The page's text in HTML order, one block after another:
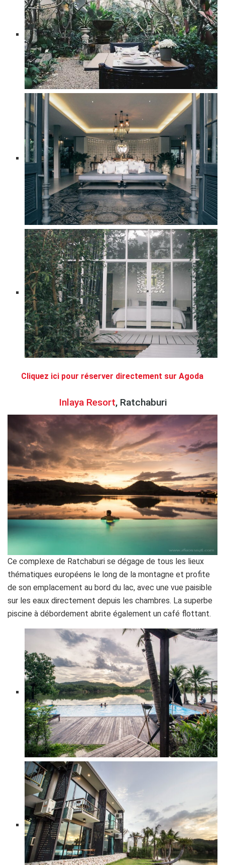
Cliquez ici pour réserver directement sur Agoda
Inlaya Resort, Ratchaburi
Ce complexe de Ratchaburi se dégage de tous les lieux
thématiques européens le long de la montagne et profite
de son emplacement au bord du lac, avec une vue paisible
sur les eaux directement depuis les chambres. La superbe
piscine à débordement abrite également un café flottant.